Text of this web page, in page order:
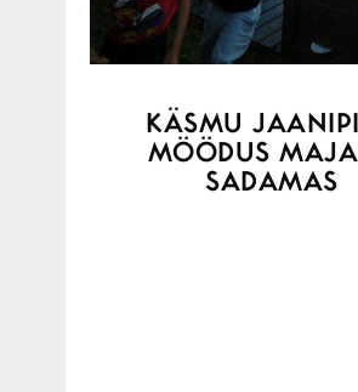
KÄSMU
MÖÖDUS
SADAMAS